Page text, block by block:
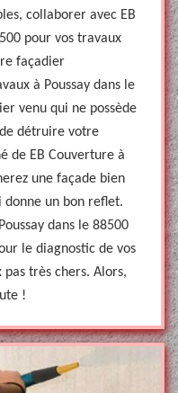
collaborer avec EB
pour vos travaux
façadier
à Poussay dans le
venu qui ne possède
détruire votre
de EB Couverture à
une façade bien
un bon reflet.
dans le 88500
le diagnostic de vos
très chers. Alors,
!